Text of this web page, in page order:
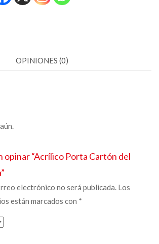
OPINIONES (0)
opinar “Acrílico Porta Cartón del
electrónico no será publicada. Los
están marcados con *